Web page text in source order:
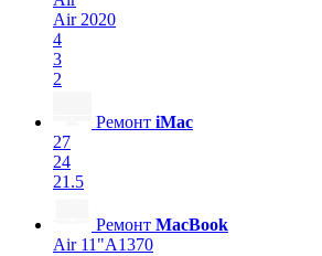
Air 2020
4
3
2
Ремонт iMac
27
24
21.5
Ремонт MacBook
Air 11"A1370